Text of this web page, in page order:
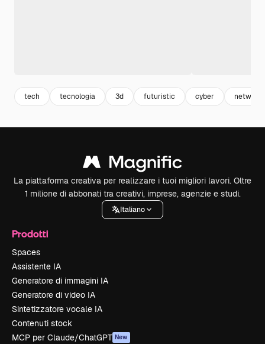
tech tecnologia 3d futuristic cyber network
La piattaforma creativa per realizzare i tuoi migliori lavori. Oltre
1 milione di abbonati tra creativi, imprese, agenzie e studi.
Italiano
Prodotti
Spaces
Assistente IA
Generatore di immagini IA
Generatore di video IA
Sintetizzatore vocale IA
Contenuti stock
MCP per Claude/ChatGPT New